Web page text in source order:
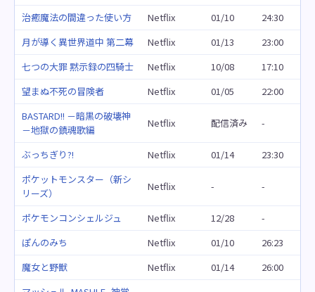
治癒魔法の間違った使い方
Netflix 01/10
24:30
月が導く異世界道中 第二幕
Netflix 01/13
23:00
七つの大罪 黙示録の四騎士
Netflix 10/08
17:10
望まぬ不死の冒険者
Netflix 01/05
22:00
BASTARD!! －暗黒の破壊神
－地獄の鎮魂歌編
Netflix 配信済み -
ぶっちぎり?! Netflix 01/14
23:30
ポケットモンスター（新シ
リーズ）
Netflix - -
ポケモンコンシェルジュ Netflix 12/28
-
ぽんのみち
Netflix 01/10
26:23
魔女と野獣
Netflix 01/14
26:00